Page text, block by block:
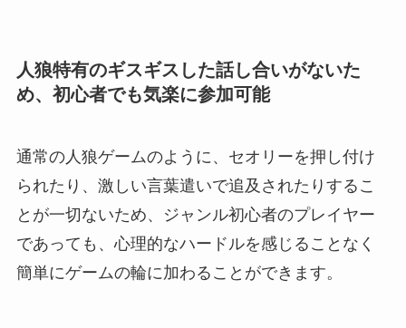
人狼特有のギスギスした話し合いがないた
め、初心者でも気楽に参加可能
通常の人狼ゲームのように、セオリーを押し付け
られたり、激しい言葉遣いで追及されたりするこ
とが一切ないため、ジャンル初心者のプレイヤー
であっても、心理的なハードルを感じることなく
簡単にゲームの輪に加わることができます。